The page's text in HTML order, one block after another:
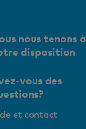
nous tenons à
disposition
vous des
et contact